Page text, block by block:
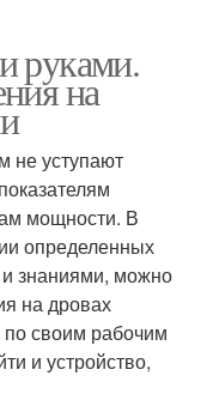
руками.
на
не уступают
мощности. В
определенных
знаниями, можно
на дровах
своим рабочим
и устройство,